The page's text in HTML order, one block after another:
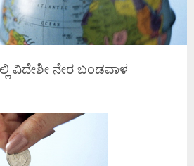
ವಿದೇಶೀ ನೇರ ಬಂಡವಾಳ